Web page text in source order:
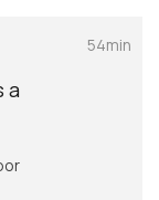
a
54min